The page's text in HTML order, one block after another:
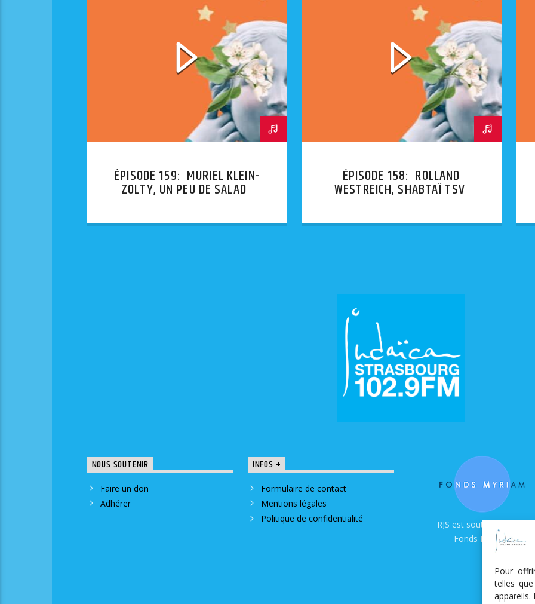
Pour
telles
ÉPISODE 159: MURIEL KLEIN-
ZOLTY, UN PEU DE SALADE
ÉPISODE 158: ROLLAND
WESTREICH, SHABTAÏ TSVI
NOUS SOUTENIR
Faire un don
Adhérer
INFOS +
Formulaire de contact
Mentions légales
Politique de confidentialité
RJS est soutenue par le
Fonds Myriam